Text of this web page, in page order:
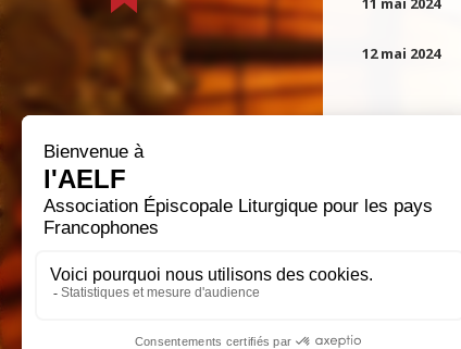
12 mai 2024